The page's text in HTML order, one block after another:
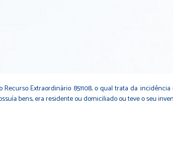
Extraordinário 851108, o qual trata da incidência
bens, era residente ou domiciliado ou teve o seu